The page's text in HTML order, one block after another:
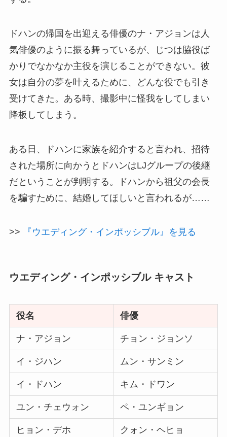
ドハンの帰国を出迎える俳優のナ・アジョンは人
気俳優のように振る舞っているが、じつは脇役ば
かりでなかなか主役を演じることができない。彼
女は自分の夢を叶えるために、どんな役でも引き
受けてきた。ある時、撮影中に怪我をしてしまい
降板してしまう。
ある日、ドハンに家族を紹介すると言われ、招待
された場所に向かうとドハンはLJグループの後継
だということが判明する。ドハンから祖父の会長
を騙すために、結婚してほしいと言われるが……
>> 『ウエディング・インポッシブル』を見る
ウエディング・インポッシブル キャスト
役名 俳優
ナ・アジョン チョン・ジョンソ
イ・ジハン ムン・サンミン
イ・ドハン キム・ドワン
ユン・チェウォン ペ・ユンギョン
ヒョン・デホ クォン・ヘヒョ